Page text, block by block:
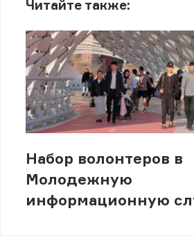
Читайте также:
Набор волонтеров в
Молодежную
информационную